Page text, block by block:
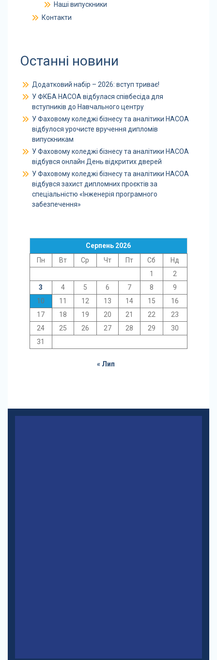
Наші випускники
Контакти
Останні новини
Додатковий набір – 2026: вступ триває!
У ФКБА НАСОА відбулася співбесіда для
вступників до Навчального центру
У Фаховому коледжі бізнесу та аналітики НАСОА
відбулося урочисте вручення дипломів
випускникам
У Фаховому коледжі бізнесу та аналітики НАСОА
відбувся онлайн День відкритих дверей
У Фаховому коледжі бізнесу та аналітики НАСОА
відбувся захист дипломних проєктів за
спеціальністю «Інженерія програмного
забезпечення»
Серпень 2026
Пн
Вт Ср Чт Пт Сб
Нд
1
2
3
4 5 6 7 8
9
10
11 12 13 14 15
16
17
18 19 20 21 22
23
24
25 26 27 28 29
30
31
« Лип